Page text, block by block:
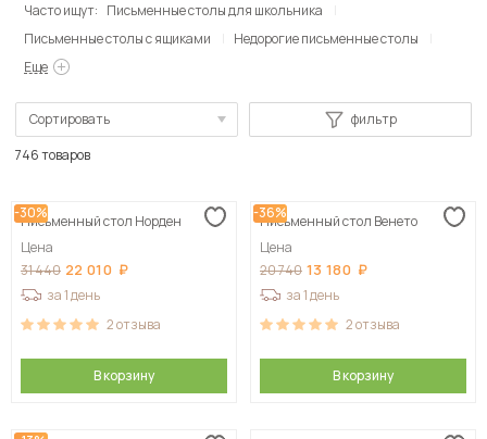
Часто ищут: Письменные столы для школьника
Письменные столы с ящиками
Недорогие письменные столы
Еще
Сортировать
Сначала дорогие
фильтр
746 товаров
-30%
Письменный стол Норден
Цена
31 440 22 010
за 1 день
2отзыва
В корзину
-36%
Письменный стол Венето
Цена
20 740 13 180
за 1 день
2отзыва
В корзину